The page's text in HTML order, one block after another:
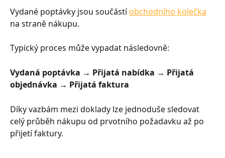
Vydané poptávky jsou součástí obchodního kolečka
na straně nákupu.
Typický proces může vypadat následovně:
Vydaná poptávka → Přijatá nabídka → Přijatá
objednávka → Přijatá faktura
Díky vazbám mezi doklady lze jednoduše sledovat
celý průběh nákupu od prvotního požadavku až po
přijetí faktury.